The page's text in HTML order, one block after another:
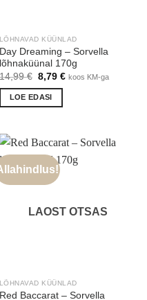
LÕHNAVAD KÜÜNLAD
Day Dreaming – Sorvella
lõhnaküünal 170g
14,99€ Algne
hind
oli:
14,99 €.
8,79 €Praegune
koos KM-ga
LOE EDASI
LAOST OTSAS
LÕHNAVAD KÜÜNLAD
Red Baccarat – Sorvella